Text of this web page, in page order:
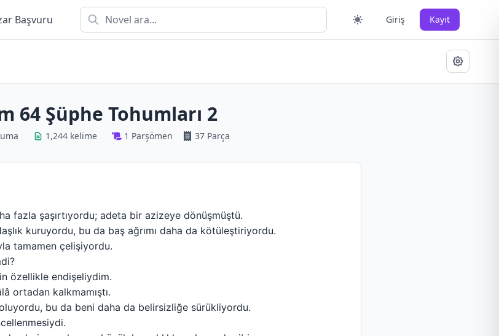
Başvuru Giriş Kayıt
64 Şüphe Tohumları 2
1,244 kelime 1 Parşömen 37 Parça
fazla şaşırtıyordu; adeta bir azizeye dönüşmüştü.
kuruyordu, bu da baş ağrımı daha da kötüleştiriyordu.
tamamen çelişiyordu.
özellikle endişeliydim.
ortadan kalkmamıştı.
bu da beni daha da belirsizliğe sürükliyordu.